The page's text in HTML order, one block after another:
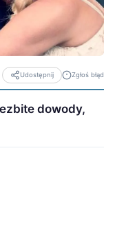
Udostępnij Zgłoś błąd
dowody,